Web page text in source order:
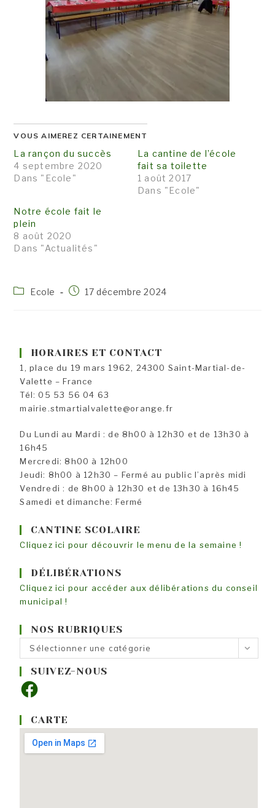
VOUS AIMEREZ CERTAINEMENT
La rançon du succès
4 septembre 2020
Dans "Ecole"
La cantine de l’école
fait sa toilette
1 août 2017
Dans "Ecole"
Notre école fait le
plein
8 août 2020
Dans "Actualités"
PostEcole
Publication
17 décembre 2024
HORAIRES ET CONTACT
1, place du 19 mars 1962, 24300 Saint-Martial-de-
Valette – France
Tél: 05 53 56 04 63
mairie.stmartialvalette@orange.fr
Du Lundi au Mardi : de 8h00 à 12h30 et de 13h30 à
16h45
Mercredi: 8h00 à 12h00
Jeudi: 8h00 à 12h30 – Fermé au public l’après midi
Vendredi : de 8h00 à 12h30 et de 13h30 à 16h45
Samedi et dimanche: Fermé
CANTINE SCOLAIRE
Cliquez ici pour découvrir le menu de la semaine !
DÉLIBÉRATIONS
Cliquez ici pour accéder aux délibérations du conseil
municipal !
NOS RUBRIQUES
Nos
rubriques
Sélectionner une catégorie
SUIVEZ-NOUS
Facebook
CARTE